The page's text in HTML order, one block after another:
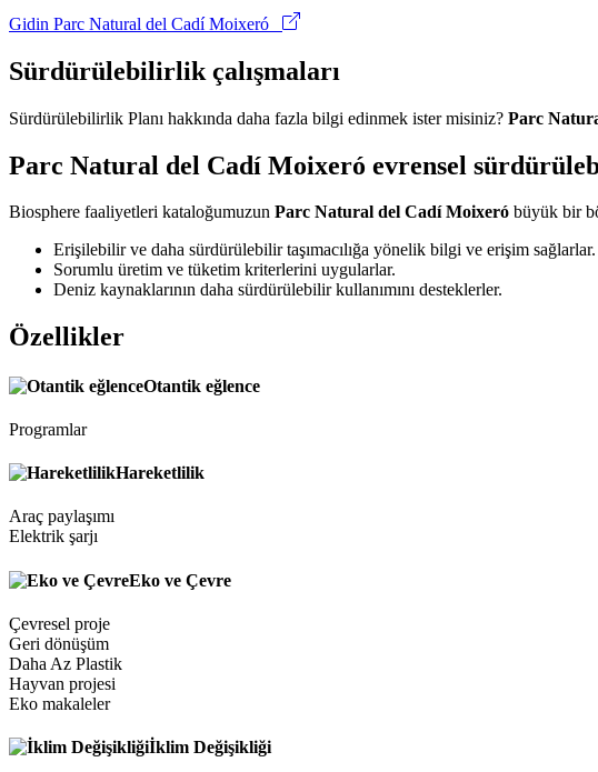
Gidin Parc Natural del Cadí Moixeró
Sürdürülebilirlik çalışmaları
Sürdürülebilirlik Planı hakkında daha fazla bilgi edinmek ister misiniz? Parc
Parc Natural del Cadí Moixeró evrensel
Biosphere faaliyetleri kataloğumuzun Parc Natural del Cadí Moixeró büyük bir
Erişilebilir ve daha sürdürülebilir taşımacılığa yönelik bilgi ve erişim sağlarlar.
Sorumlu üretim ve tüketim kriterlerini uygularlar.
Deniz kaynaklarının daha sürdürülebilir kullanımını desteklerler.
Özellikler
Otantik eğlence
Programlar
Hareketlilik
Araç paylaşımı
Elektrik şarjı
Eko ve Çevre
Çevresel proje
Geri dönüşüm
Daha Az Plastik
Hayvan projesi
Eko makaleler
İklim Değişikliği